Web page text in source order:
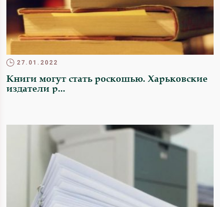
27.01.2022
Книги могут стать роскошью. Харьковские
издатели р...